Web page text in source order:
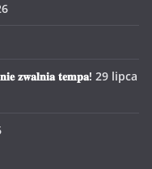
𝐳𝐰𝐚𝐥𝐧𝐢𝐚 𝐭𝐞𝐦𝐩𝐚! 29 lipca